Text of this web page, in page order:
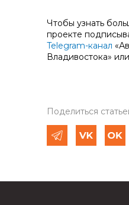
Чтобы узнать
проекте
Telegram-канал
Владивостока»
Поделиться